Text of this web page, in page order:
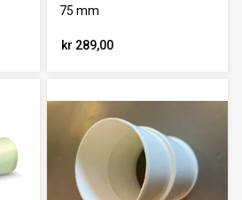
75 mm
kr 289,00